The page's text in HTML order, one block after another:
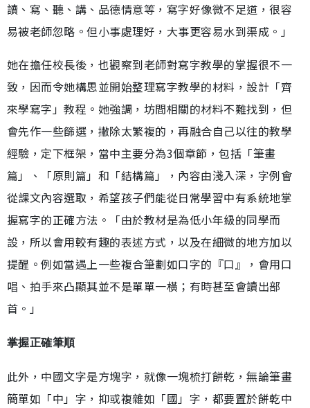
讀、寫、聽、講、品德情意等，寫字好像微不足道，很容
易被老師忽略。但小事處理好，大事更容易水到渠成。」
她在擔任校長後，也觀察到老師對寫字教學的掌握很不一
致，因而令她構思並開始整理寫字教學的材料，設計「齊
來學寫字」教程。她強調，坊間相關的材料不難找到，但
會先作一些篩選，撇除太繁複的，再融合自己以往的教學
經驗，定下框架，當中主要分為3個章節，包括「筆畫
篇」、「原則篇」和「結構篇」，內容由淺入深，字例會
從課文內容選取，希望孩子們能從日常學習中有系統地掌
握寫字的正確方法。「由於教材是為低小年級的同學而
設，所以會用較有趣的表述方式，以及在細微的地方加以
提醒。例如當遇上一些複合筆劃如口字的『口』，會用口
唱、拍手來凸顯其並不是單單一橫；有時甚至會讀出部
首。」
掌握正確筆順
此外，中國文字是方塊字，就像一塊梳打餅乾，無論筆畫
簡單如「中」字，抑或複雜如「國」字，都要置於餅乾中